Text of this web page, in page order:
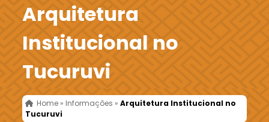
Arquitetura
Institucional no
Tucuruvi
Home » Informações »Arquitetura Institucional no
Tucuruvi